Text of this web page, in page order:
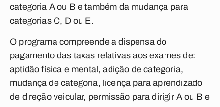
categoria A ou B e também da mudança para
categorias C, D ou E.
O programa compreende a dispensa do
pagamento das taxas relativas aos exames de:
aptidão física e mental, adição de categoria,
mudança de categoria, licença para aprendizado
de direção veicular, permissão para dirigir A ou B e